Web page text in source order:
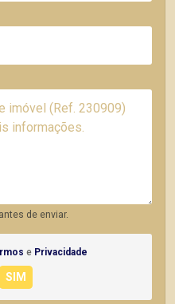
de enviar.
e Privacidade